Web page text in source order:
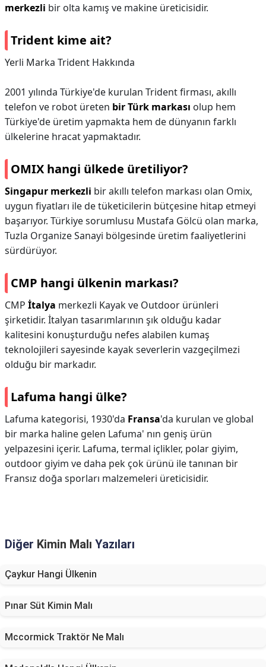
merkezli bir olta kamış ve makine üreticisidir.
Trident kime ait?
Yerli Marka Trident Hakkında
2001 yılında Türkiye'de kurulan Trident firması, akıllı
telefon ve robot üreten bir Türk markası olup hem
Türkiye'de üretim yapmakta hem de dünyanın farklı
ülkelerine hracat yapmaktadır.
OMIX hangi ülkede üretiliyor?
Singapur merkezli bir akıllı telefon markası olan Omix,
uygun fiyatları ile de tüketicilerin bütçesine hitap etmeyi
başarıyor. Türkiye sorumlusu Mustafa Gölcü olan marka,
Tuzla Organize Sanayi bölgesinde üretim faaliyetlerini
sürdürüyor.
CMP hangi ülkenin markası?
CMP İtalya merkezli Kayak ve Outdoor ürünleri
şirketidir. İtalyan tasarımlarının şık olduğu kadar
kalitesini konuşturduğu nefes alabilen kumaş
teknolojileri sayesinde kayak severlerin vazgeçilmezi
olduğu bir markadır.
Lafuma hangi ülke?
Lafuma kategorisi, 1930'da Fransa'da kurulan ve global
bir marka haline gelen Lafuma' nın geniş ürün
yelpazesini içerir. Lafuma, termal içlikler, polar giyim,
outdoor giyim ve daha pek çok ürünü ile tanınan bir
Fransız doğa sporları malzemeleri üreticisidir.
Diğer Kimin Malı Yazıları
Çaykur Hangi Ülkenin
Pınar Süt Kimin Malı
Mccormick Traktör Ne Malı